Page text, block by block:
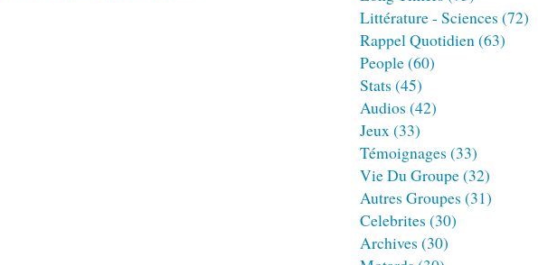
Littérature - Sciences (72)
Rappel Quotidien(63)
People(60)
Stats (45)
Audios (42)
Jeux(33)
Témoignages (33)
Vie Du Groupe(32)
Autres Groupes (31)
Celebrites (30)
Archives (30)